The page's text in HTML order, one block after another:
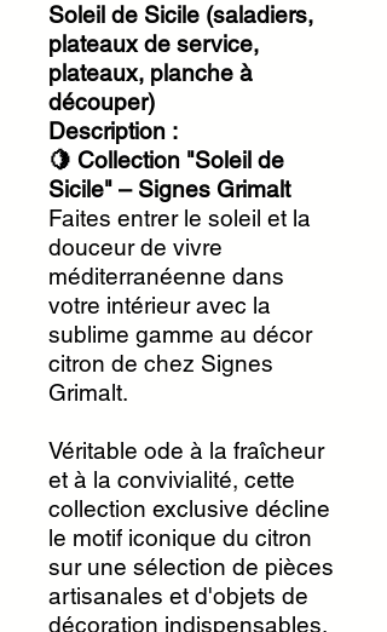
Soleil de Sicile (saladiers,
plateaux de service,
plateaux, planche à
découper)
Description :
🍋 Collection "Soleil de
Sicile" – Signes Grimalt
Faites entrer le soleil et la
douceur de vivre
méditerranéenne dans
votre intérieur avec la
sublime gamme au décor
citron de chez Signes
Grimalt.
Véritable ode à la fraîcheur
et à la convivialité, cette
collection exclusive décline
le motif iconique du citron
sur une sélection de pièces
artisanales et d'objets de
décoration indispensables.